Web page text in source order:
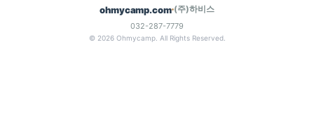
ohmycamp.com (주)하비스
032-287-7779
© 2026 Ohmycamp. All Rights Reserved.